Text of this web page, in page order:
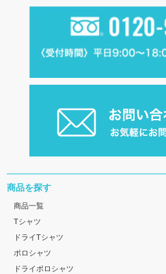
商品を探す
商品一覧
Tシャツ
ドライTシャツ
ポロシャツ
ドライポロシャツ